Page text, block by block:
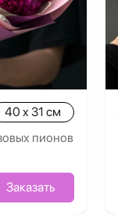
40 x 31 см
пионов
Заказать